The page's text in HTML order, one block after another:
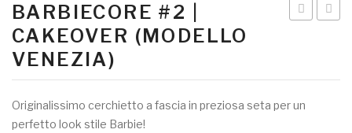
About
My Account
BARBIECORE #2 |
CAKEOVER (MODELLO
VENEZIA)
Originalissimo cerchietto a fascia in preziosa seta per un
perfetto look stile Barbie!